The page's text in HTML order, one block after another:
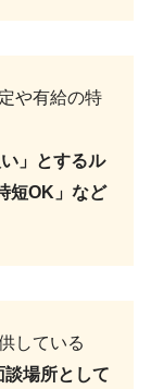
や有給の特
」とするル
短OK」など
している
場所として